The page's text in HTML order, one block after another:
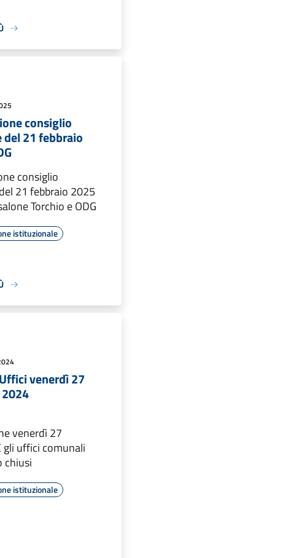
consiglio
del 21 febbraio
consiglio
21 febbraio 2025
Torchio e ODG
istituzionale
venerdì 27
venerdì 27
gli uffici comunali
chiusi
istituzionale